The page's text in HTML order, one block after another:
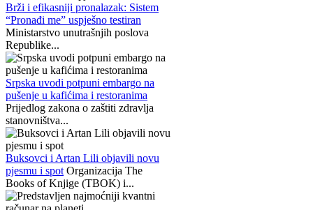
Brži i efikasniji pronalazak: Sistem
“Pronađi me” uspješno testiran
Ministarstvo unutrašnjih poslova
Republike...
Srpska uvodi potpuni embargo na
pušenje u kafićima i restoranima
Prijedlog zakona o zaštiti zdravlja
stanovništva...
Buksovci i Artan Lili objavili novu
pjesmu i spot Organizacija The
Books of Knjige (TBOK) i...